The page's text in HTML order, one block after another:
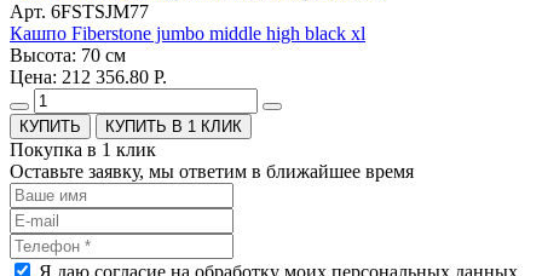
Арт. 6FSTSJM77
Кашпо Fiberstone jumbo middle high black xl
Высота: 70 см
Цена: 212 356.80 Р.
КУПИТЬ В 1 КЛИК
Покупка в 1 клик
Оставьте заявку, мы ответим в ближайшее время